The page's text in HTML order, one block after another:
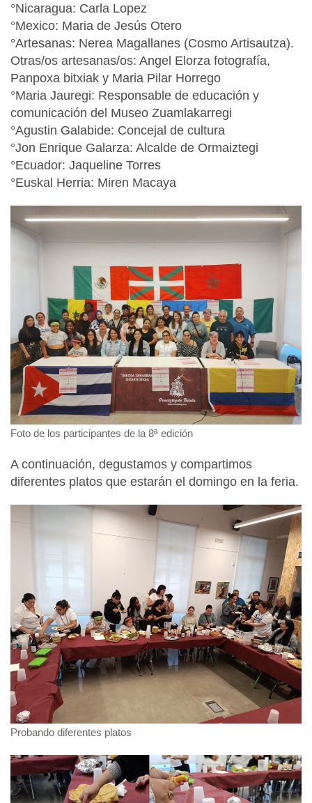
°Nicaragua: Carla Lopez
°Mexico: Maria de Jesús Otero
°Artesanas: Nerea Magallanes (Cosmo Artisautza).
Otras/os artesanas/os: Angel Elorza fotografía,
Panpoxa bitxiak y Maria Pilar Horrego
°Maria Jauregi: Responsable de educación y
comunicación del Museo Zuamlakarregi
°Agustin Galabide: Concejal de cultura
°Jon Enrique Galarza: Alcalde de Ormaiztegi
°Ecuador: Jaqueline Torres
°Euskal Herria: Miren Macaya
Foto de los participantes de la 8ª edición
A continuación, degustamos y compartimos
diferentes platos que estarán el domingo en la feria.
Probando diferentes platos